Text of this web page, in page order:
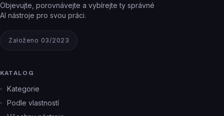
Objevujte, porovnávejte a vybírejte ty správné
AI nástroje pro svou práci.
Založeno 03/2023
KATALOG
Kategorie
Podle vlastností